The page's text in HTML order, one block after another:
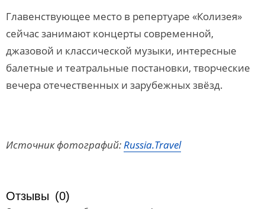
Главенствующее место в репертуаре «Колизея»
сейчас занимают концерты современной,
джазовой и классической музыки, интересные
балетные и театральные постановки, творческие
вечера отечественных и зарубежных звёзд.
Источник фотографий:Russia.Travel
Отзывы (0)